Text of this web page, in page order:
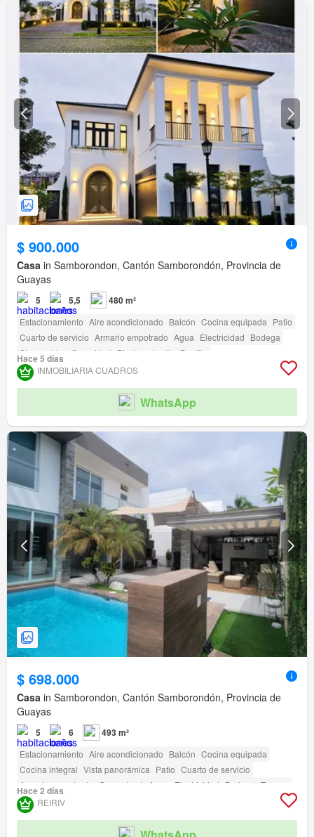
$ 900.000
Casa in Samborondon, Cantón Samborondón, Provincia de
Guayas
5 5,5 480 m²
Estacionamiento Aire acondicionado Balcón Cocina equipada Patio
Cuarto de servicio Armario empotrado Agua Electricidad Bodega
Sin amoblar
Seguridad Piscina Jardín Parrilla
Hace 5 días
INMOBILIARIA CUADROS
WhatsApp
$ 698.000
Casa in Samborondon, Cantón Samborondón, Provincia de
Guayas
5 6 493 m²
Estacionamiento Aire acondicionado Balcón Cocina equipada
Cocina integral Vista panorámica Patio Cuarto de servicio
Armario empotrado
Gas natural Agua Electricidad Bodega
Terraza
Seguridad
Garita de guardianía
Acceso para personas con discapacidad
Hace 2 días
REIRIV